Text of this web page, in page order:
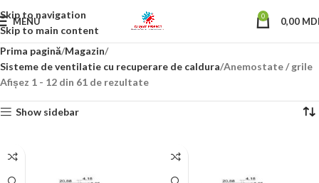
Skip to navigation
Skip to main content
MENU 0 0,00
Prima pagină Magazin
Sisteme de ventilatie cu recuperare de caldura Anemostate / grile
Afișez 1 - 12 din 61 de rezultate
Show sidebar